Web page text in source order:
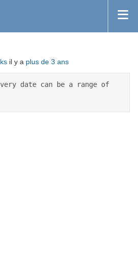
il y a plus de 3 ans
date can be a range of